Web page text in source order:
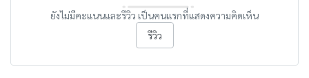
ยังไม่มีคะแนนและรีวิว เป็นคนแรกที่แสดงความคิดเห็น
รีวิว